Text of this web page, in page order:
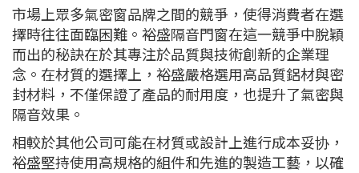
市場上眾多氣密窗品牌之間的競爭，使得消費者在選
擇時往往面臨困難。裕盛隔音門窗在這一競爭中脫穎
而出的秘訣在於其專注於品質與技術創新的企業理
念。在材質的選擇上，裕盛嚴格選用高品質鋁材與密
封材料，不僅保證了產品的耐用度，也提升了氣密與
隔音效果。
相較於其他公司可能在材質或設計上進行成本妥协，
裕盛堅持使用高規格的組件和先進的製造工藝，以確